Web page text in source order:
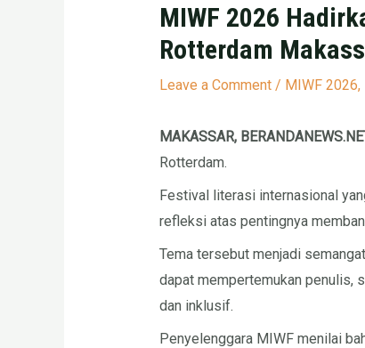
MIWF 2026
Rotterdam
Leave a Comment / MIWF 2026,
MAKASSAR,
Rotterdam.
Festival literasi internasional
refleksi atas pentingnya
Tema tersebut menjadi
dapat mempertemukan penulis,
dan inklusif.
Penyelenggara MIWF menilai